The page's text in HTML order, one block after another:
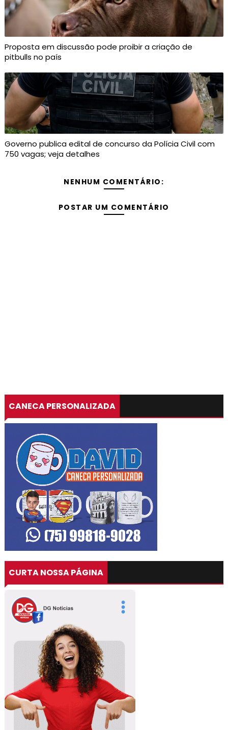
Proposta em discussão pode proibir a criação de
pitbulls no país
Governo publica edital de concurso da Polícia Civil com
750 vagas; veja detalhes
NENHUM COMENTÁRIO:
POSTAR UM COMENTÁRIO
CANECA PERSONALIZADA
CURTA NOSSA PÁGINA